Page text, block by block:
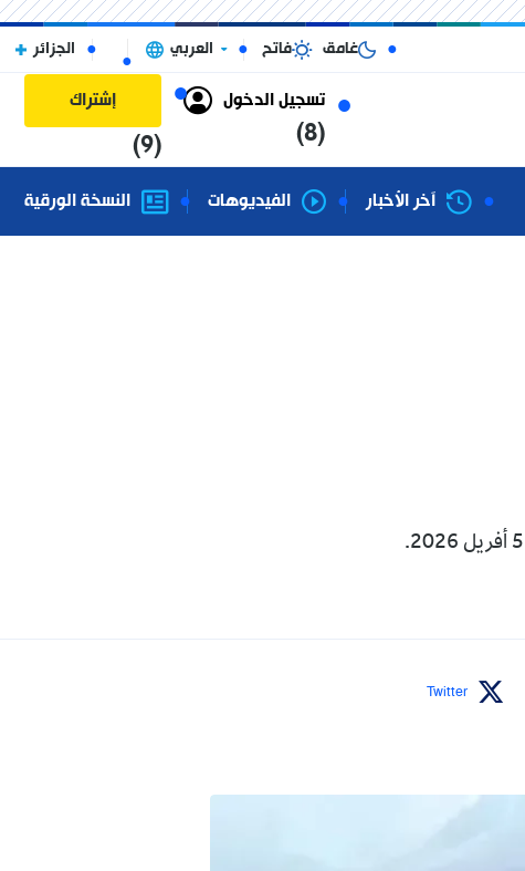
تسجيل الدخول
(8)
إشتراك
(9)
غامق فاتح العربي الجزائر
آخر الأخبار الفيديوهات النسخة الورقية
Twitter